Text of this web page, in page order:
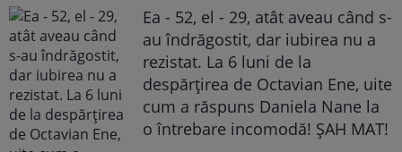
Ea - 52, el - 29, atât aveau când s-
au îndrăgostit, dar iubirea nu a
rezistat. La 6 luni de la
despărțirea de Octavian Ene, uite
cum a răspuns Daniela Nane la
o întrebare incomodă! ȘAH MAT!